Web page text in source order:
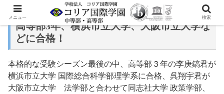
高等部3年、横浜市立大学、大阪市立大学な
どに合格！
本格的な受験シーズン最後の中、高等部３年の李庚鎬君が
横浜市立大学 国際総合科学部理学系に合格、呉翔宇君が
大阪市立大学 法学部と合わせて同志社大学 政策学部、
メニュー 検索